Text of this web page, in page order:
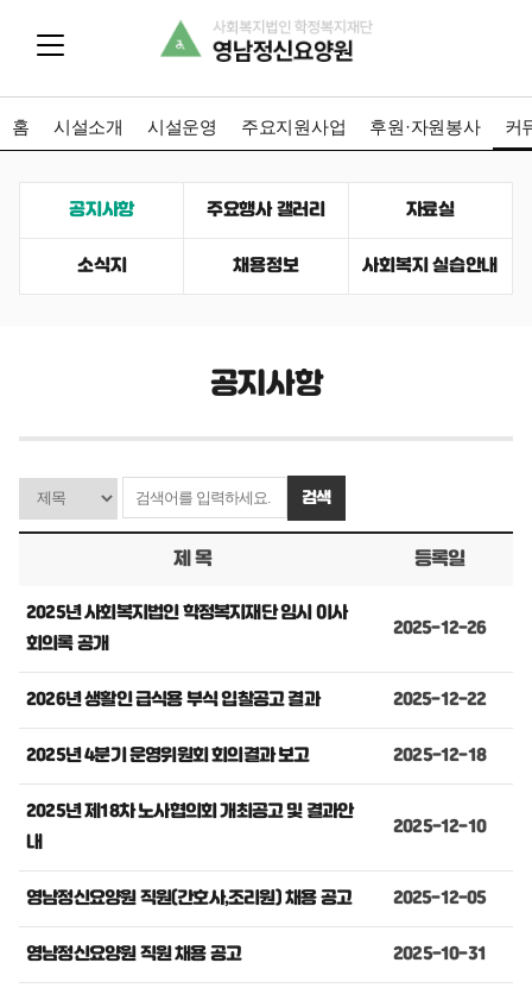
홈 시설소개 시설운영 주요지원사업 후원·자원봉사 커
공지사항 주요행사 갤러리 자료실
소식지 채용정보 사회복지 실습안내
공지사항
검색
제 목 등록일
2025년 사회복지법인 학정복지재단 임시 이사
회의록 공개
2025-12-26
2026년 생활인 급식용 부식 입찰공고 결과 2025-12-22
2025년 4분기 운영위원회 회의결과 보고 2025-12-18
2025년 제18차 노사협의회 개최공고 및 결과안
내
2025-12-10
영남정신요양원 직원(간호사,조리원) 채용 공고 2025-12-05
영남정신요양원 직원 채용 공고 2025-10-31